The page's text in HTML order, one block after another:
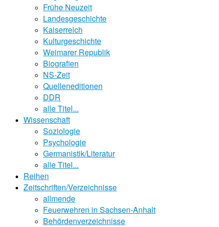
Frühe Neuzeit
Landesgeschichte
Kaiserreich
Kulturgeschichte
Weimarer Republik
Biografien
NS-Zeit
Quelleneditionen
DDR
alle Titel...
Wissenschaft
Soziologie
Psychologie
Germanistik/Literatur
alle Titel...
Reihen
Zeitschriften/Verzeichnisse
allmende
Feuerwehren in Sachsen-Anhalt
Behördenverzeichnisse